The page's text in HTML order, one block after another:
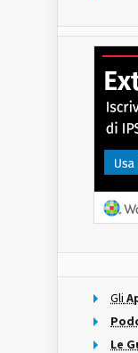
Gli
Le